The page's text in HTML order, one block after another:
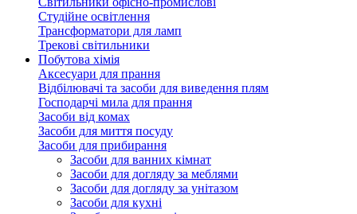
Студійне освітлення
Трансформатори для ламп
Трекові світильники
Побутова хімія
Аксесуари для прання
Відбілювачі та засоби для виведення плям
Господарчі мила для прання
Засоби від комах
Засоби для миття посуду
Засоби для прибирання
Засоби для ванних кімнат
Засоби для догляду за меблями
Засоби для догляду за унітазом
Засоби для кухні